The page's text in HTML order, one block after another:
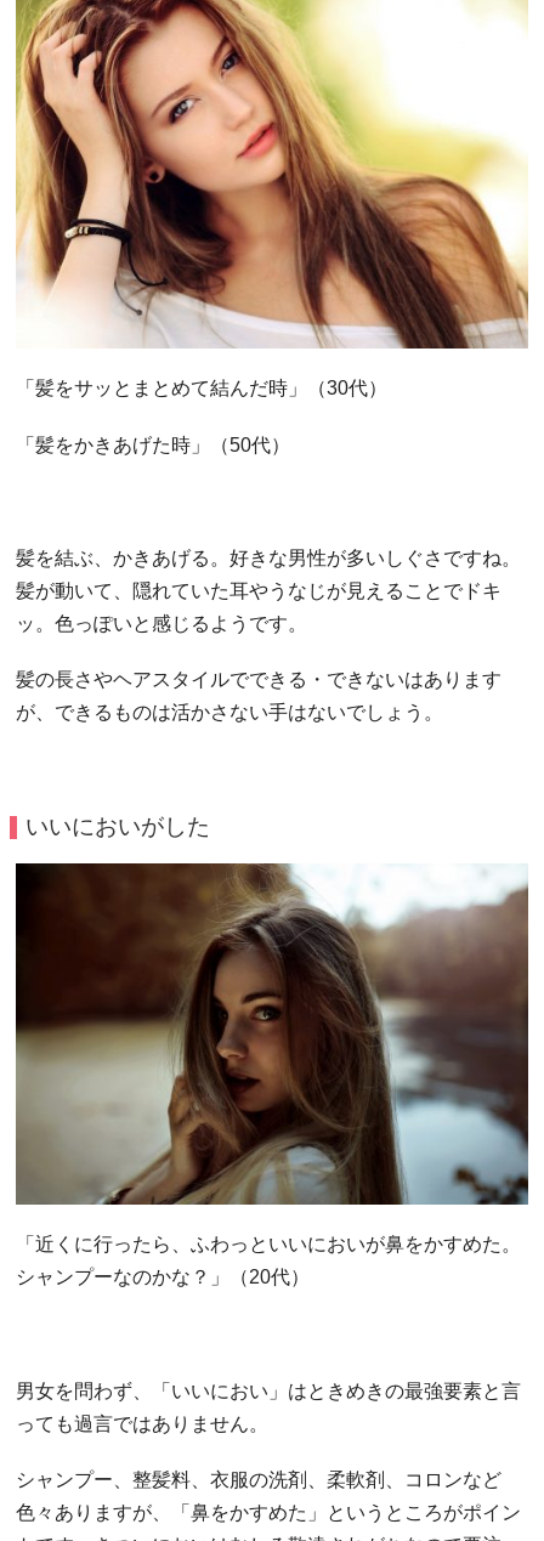
「髪をサッとまとめて結んだ時」（30代）
「髪をかきあげた時」（50代）
髪を結ぶ、かきあげる。好きな男性が多いしぐさですね。
髪が動いて、隠れていた耳やうなじが見えることでドキ
ッ。色っぽいと感じるようです。
髪の長さやヘアスタイルでできる・できないはあります
が、できるものは活かさない手はないでしょう。
いいにおいがした
「近くに行ったら、ふわっといいにおいが鼻をかすめた。
シャンプーなのかな？」（20代）
男女を問わず、「いいにおい」はときめきの最強要素と言
っても過言ではありません。
シャンプー、整髪料、衣服の洗剤、柔軟剤、コロンなど
色々ありますが、「鼻をかすめた」というところがポイン